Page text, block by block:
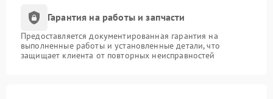
Гарантия на работы и запчасти
Предоставляется документированная гарантия на
выполненные работы и установленные детали, что
защищает клиента от повторных неисправностей